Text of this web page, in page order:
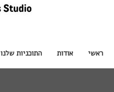
ראשי אודות התוכניות שלנו